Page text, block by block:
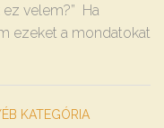
ez velem?” Ha
ezeket a mondatokat
KATEGÓRIA